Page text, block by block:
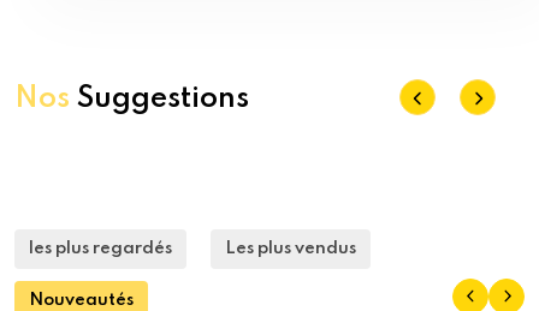
Nos Suggestions
les plus regardés Les plus vendus
Nouveautés